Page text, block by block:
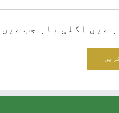
میں اگلی بار جب